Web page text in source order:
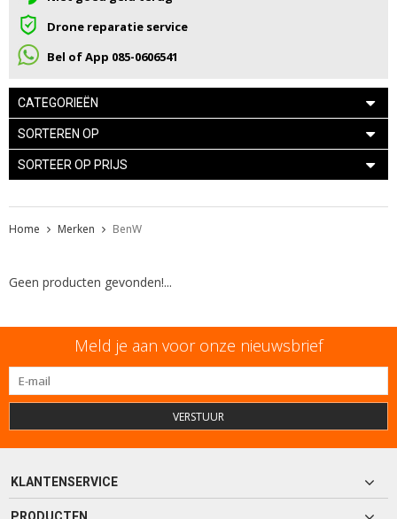
Drone reparatie service
Bel of App 085-0606541
CATEGORIEËN
SORTEREN OP
SORTEER OP PRIJS
Home Merken BenW
Geen producten gevonden!...
Meld je aan voor onze nieuwsbrief
VERSTUUR
KLANTENSERVICE
PRODUCTEN